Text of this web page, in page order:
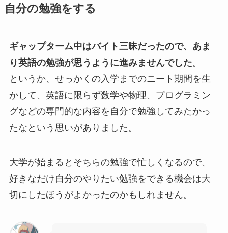
自分の勉強をする
ギャップターム中はバイト三昧だったので、あま
り英語の勉強が思うように進みませんでした。
というか、せっかくの入学までのニート期間を生
かして、英語に限らず数学や物理、プログラミン
グなどの専門的な内容を自分で勉強してみたかっ
たなという思いがありました。
大学が始まるとそちらの勉強で忙しくなるので、
好きなだけ自分のやりたい勉強をできる機会は大
切にしたほうがよかったのかもしれません。